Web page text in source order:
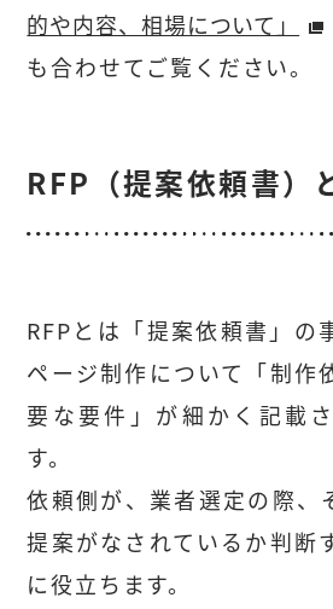
的や内容、相場について」
も合わせてご覧ください。
RFP（提案依頼書）
RFPとは「提案依頼書」の
ページ制作について「制作
要な要件」が細かく記載
す。
依頼側が、業者選定の際、
提案がなされているか判断
に役立ちます。